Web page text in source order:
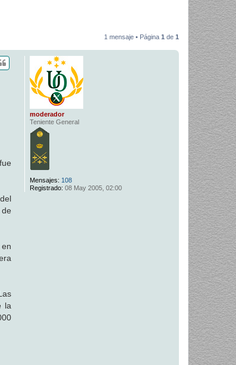
1 mensaje • Página 1 de 1
moderador
Teniente General
Mensajes: 108
Registrado: 08 May 2005, 02:00
la